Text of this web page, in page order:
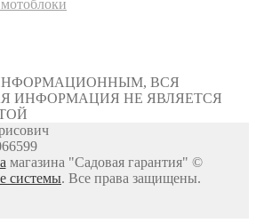
ВСЯ
ИНФОРМАЦИЯ НЕ ЯВЛЯЕТСЯ
магазина "Садовая гарантия" ©
системы. Все права защищены.